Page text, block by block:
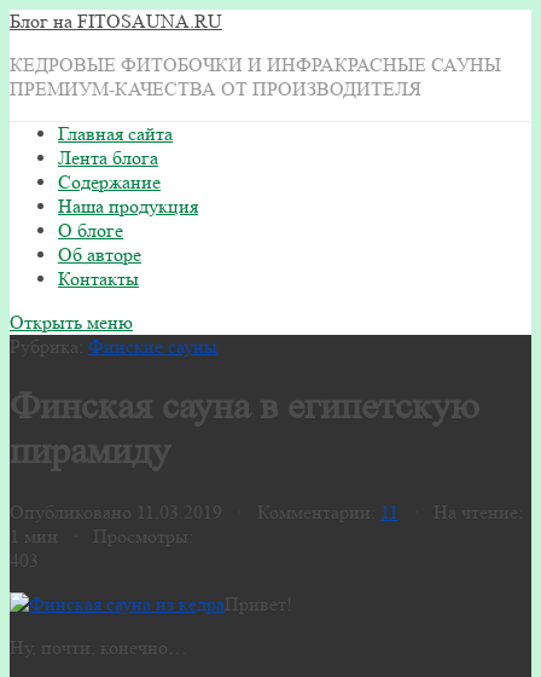
Блог на FITOSAUNA.RU
КЕДРОВЫЕ ФИТОБОЧКИ И ИНФРАКРАСНЫЕ САУНЫ
ПРЕМИУМ-КАЧЕСТВА ОТ ПРОИЗВОДИТЕЛЯ
Главная сайта
Лента блога
Содержание
Наша продукция
О блоге
Об авторе
Контакты
Открыть меню
Рубрика: Финские сауны
Финская сауна в египетскую
пирамиду
Опубликовано 11.03.2019 · Комментарии: 11
· На чтение:
1 мин · Просмотры:
403
Привет!
Ну, почти, конечно…